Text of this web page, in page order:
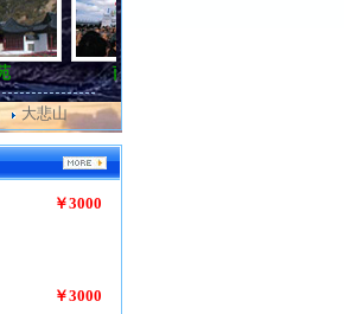
南海观音铜像
大悲山
￥3000
￥3000